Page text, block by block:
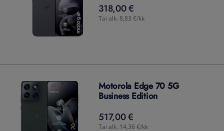
318,00 €
318,00€
Tai alk. 8,83 €/kk
Motorola Edge 70 5G
Business Edition
517,00 €
517,00€
Tai alk. 14,36 €/kk